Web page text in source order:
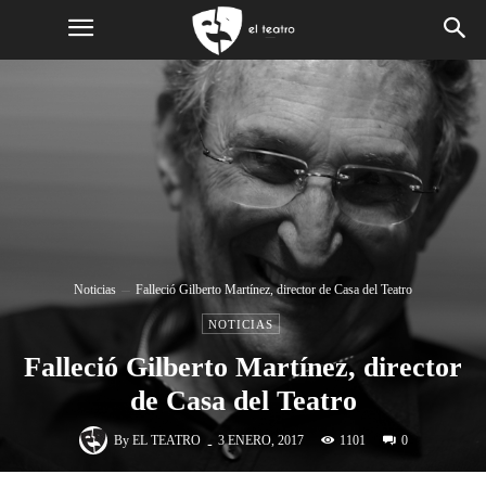
Noticias Falleció Gilberto Martínez, director de Casa del Teatro
NOTICIAS
Falleció Gilberto Martínez, director
de Casa del Teatro
By EL TEATRO - 3 ENERO, 2017 1101 0